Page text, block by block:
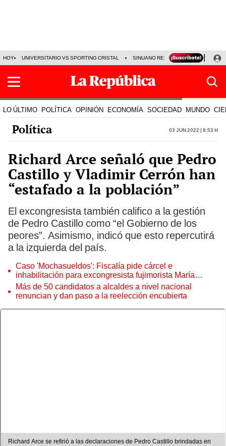
HOY UNIVERSITARIO VS SPORTING CRISTAL SINUANO RESULTADOS HOY
LO ÚLTIMO POLÍTICA OPINIÓN ECONOMÍA SOCIEDAD MUNDO
Política 03 Jun 2022 | 8:53 h
Richard Arce señaló que Pedro
Castillo y Vladimir Cerrón han
“estafado a la población”
El excongresista también califico a la gestión
de Pedro Castillo como “el Gobierno de los
peores”. Asimismo, indicó que esto repercutirá
a la izquierda del país.
Caso 'Mochasueldos': Fiscalía pide cárcel e
inhabilitación para excongresista fujimorista María
Cordero Jon Tay
Más de 50 candidatos a alcaldes a nivel nacional
renuncian y dan paso a la reelección encubierta
Richard Arce se refirió a las declaraciones de Pedro Castillo brindadas en